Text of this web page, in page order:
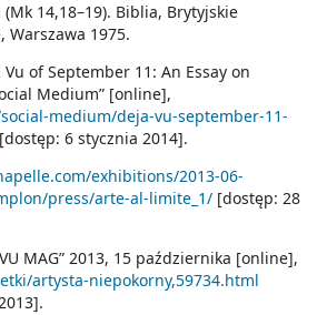
14,18–19). Biblia, Brytyjskie
Warszawa 1975.
of September 11: An Essay on
Medium” [online],
medium/deja-vu-september-11-
[dostęp: 6 stycznia 2014].
exhibitions/2013-06-
press/arte-al-limite_1/ [dostęp: 28
MAG” 2013, 15 października [online],
artysta-niepokorny,59734.html